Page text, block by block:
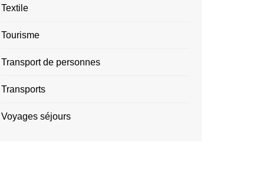
Textile
Tourisme
Transport de personnes
Transports
Voyages séjours